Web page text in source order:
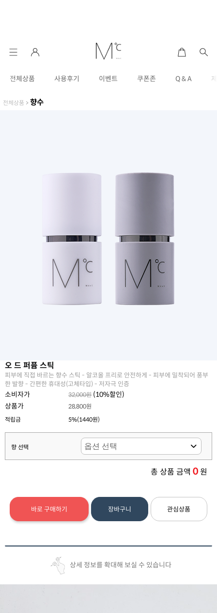
전체상품 사용후기 이벤트 쿠폰존 Q & A
전체상품 > 향수
오 드 퍼퓸 스틱
피부에 직접 바르는 향수 스틱 - 알코올 프리로 안전하게 - 피부에 밀착되어 풍부
한 발향 - 간편한 휴대성(고체타입) - 저자극 인증
소비자가 32,000원 (10%할인)
상품가
28,800원
적립금
5%(1440원)
향 선택
총 상품 금액 0원
바로 구매하기 장바구니 관심상품
상세 정보를 확대해 보실 수 있습니다